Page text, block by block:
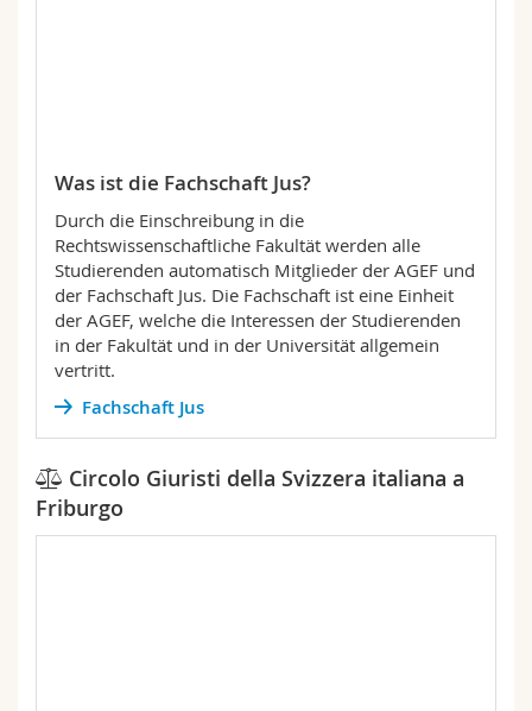
Was ist die Fachschaft Jus?
Durch die Einschreibung in die
Rechtswissenschaftliche Fakultät werden alle
Studierenden automatisch Mitglieder der AGEF und
der Fachschaft Jus. Die Fachschaft ist eine Einheit
der AGEF, welche die Interessen der Studierenden
in der Fakultät und in der Universität allgemein
vertritt.
Fachschaft Jus
Circolo Giuristi della Svizzera italiana a
Friburgo